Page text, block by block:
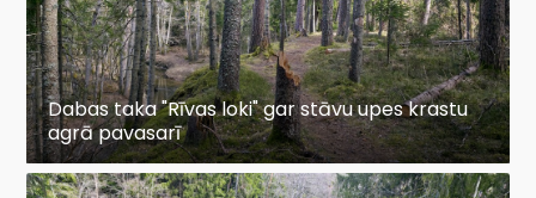
Dabas taka "Rīvas loki" gar stāvu upes krastu
agrā pavasarī